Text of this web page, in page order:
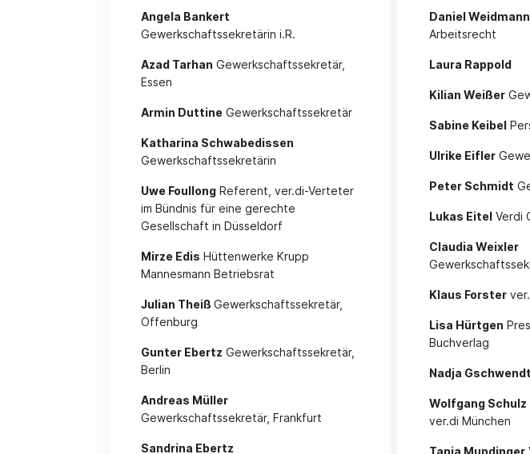
Angela Bankert
Gewerkschaftssekretärin i.R.
Azad Tarhan Gewerkschaftssekretär,
Essen
Armin Duttine Gewerkschaftssekretär
Katharina Schwabedissen
Gewerkschaftssekretärin
Uwe Foullong Referent, ver.di-Verteter
im Bündnis für eine gerechte
Gesellschaft in Düsseldorf
Mirze Edis Hüttenwerke Krupp
Mannesmann Betriebsrat
Julian Theiß Gewerkschaftssekretär,
Offenburg
Gunter Ebertz Gewerkschaftssekretär,
Berlin
Andreas Müller
Gewerkschaftssekretär, Frankfurt
Sandrina Ebertz
Daniel Weidmann
Arbeitsrecht
Laura Rappold
Kilian Weißer
Sabine Keibel
Ulrike Eifler
Peter Schmidt
Lukas Eitel Verdi
Claudia Weixler
Klaus Forster
Lisa Hürtgen
Buchverlag
Nadja
Wolfgang Schulz
ver.di München
Tanja Mundinger